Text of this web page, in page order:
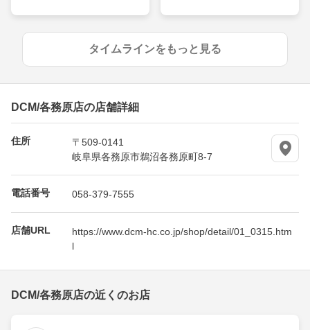
タイムラインをもっと見る
DCM/各務原店の店舗詳細
住所
〒509-0141
岐阜県各務原市鵜沼各務原町8-7
電話番号 058-379-7555
店舗URL
https://www.dcm-hc.co.jp/shop/detail/01_0315.htm
l
DCM/各務原店の近くのお店